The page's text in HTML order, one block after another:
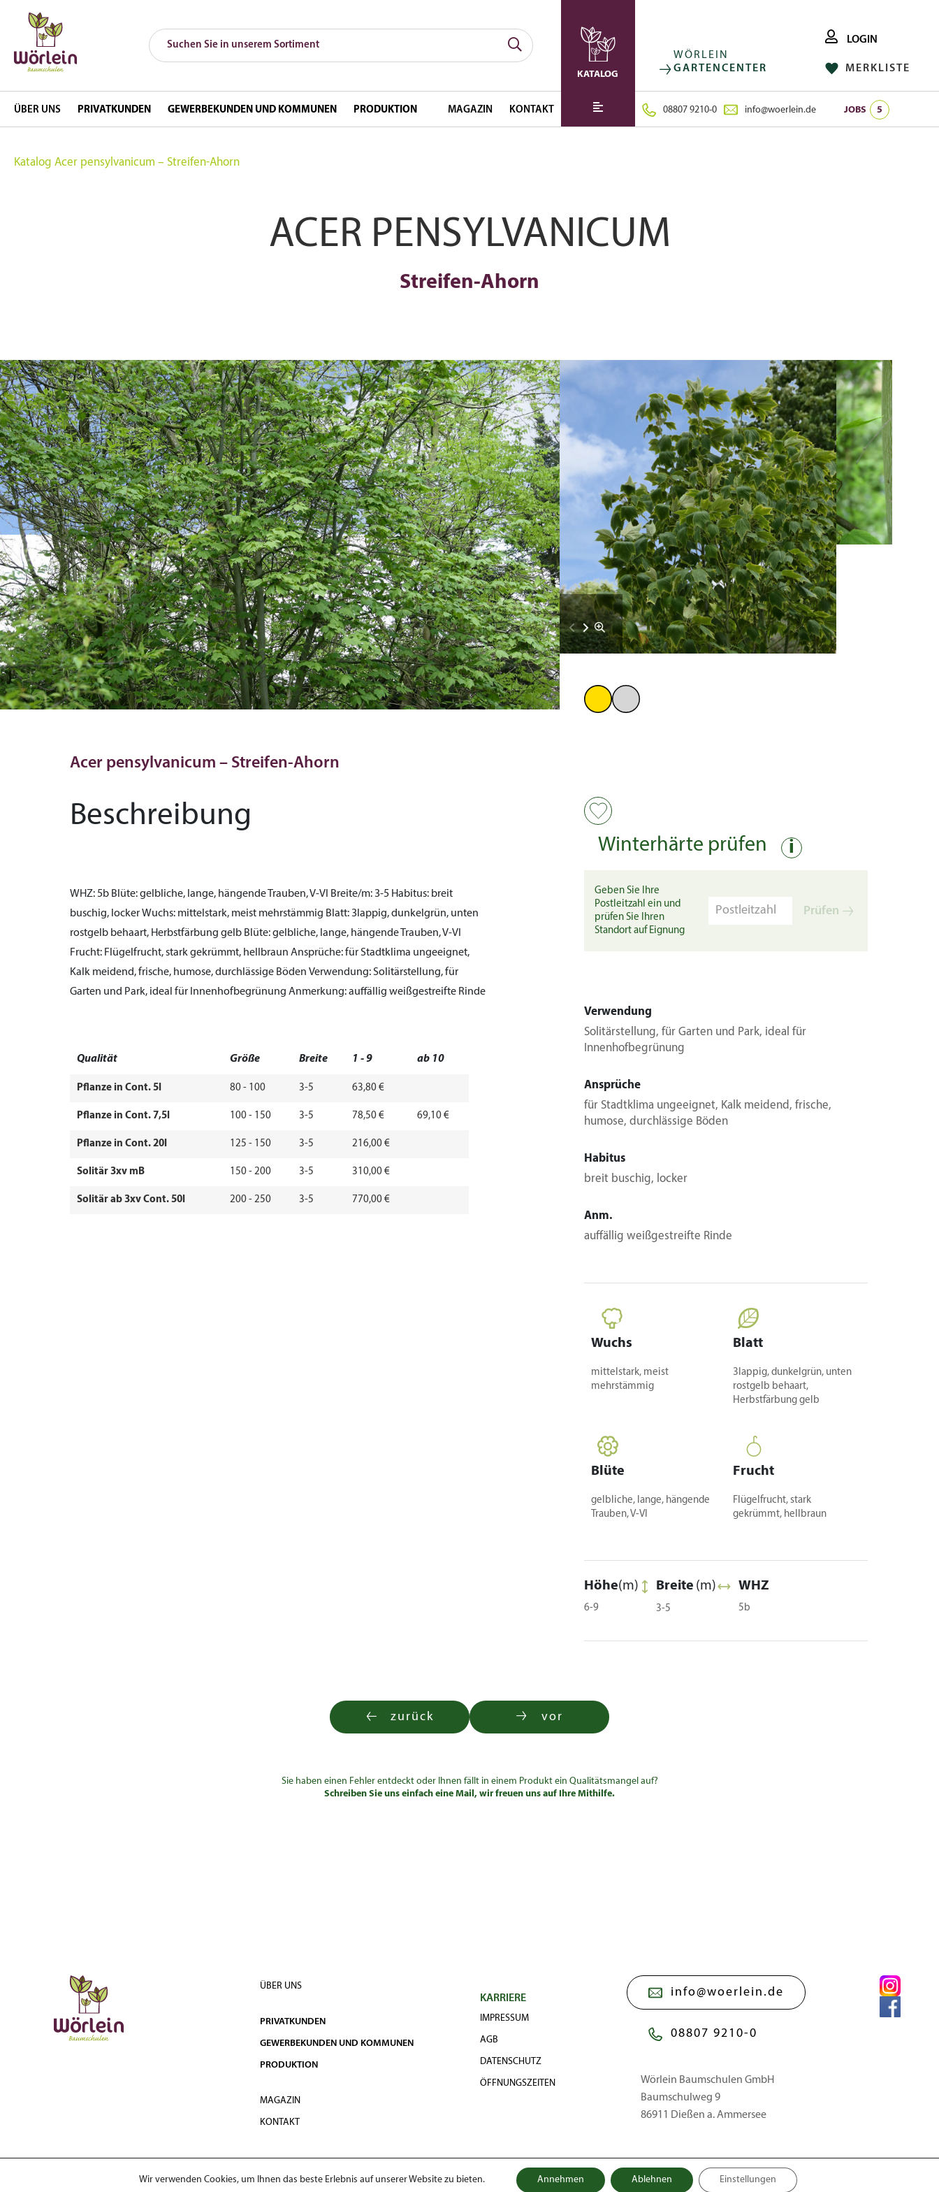
KATALOG
ÜBER UNS PRIVATKUNDEN GEWERBEKUNDEN UND KOMMUNEN PRODUKTION MAGAZIN KONTAKT
WÖRLEIN
GARTENCENTER
LOGIN
MERKLISTE
08807 9210-0 info@woerlein.de JOBS 5
FOLGE UNS AUF: INSTAGRAM FACEBOOK
Katalog Acer pensylvanicum – Streifen-Ahorn
ACER PENSYLVANICUM
Streifen-Ahorn
Acer pensylvanicum – Streifen-Ahorn
Beschreibung
WHZ:5b Blüte:gelbliche, lange, hängende Trauben, V-VI Breite/m:3-5 Habitus: breit
buschig, lockerWuchs: mittelstark, meist mehrstämmig Blatt:3lappig, dunkelgrün, unten
rostgelb behaart, Herbstfärbung gelb Blüte:gelbliche, lange, hängende Trauben, V-VI
Frucht: Flügelfrucht, stark gekrümmt, hellbraun Ansprüche:für Stadtklima ungeeignet,
Kalk meidend, frische, humose, durchlässige Böden Verwendung:Solitärstellung, für
Garten und Park, ideal für Innenhofbegrünung Anmerkung:auffällig weißgestreifte Rinde
Qualität Größe Breite 1 - 9 ab 10
Pflanze in Cont. 5l 80 - 100 3-5 63,80 €
Pflanze in Cont. 7,5l 100 - 150 3-5 78,50 € 69,10 €
Pflanze in Cont. 20l 125 - 150 3-5 216,00 €
Solitär 3xv mB 150 - 200 3-5 310,00 €
Solitär ab 3xv Cont. 50l 200 - 250 3-5 770,00 €
Winterhärte prüfen i
Geben Sie Ihre
Postleitzahl ein und
prüfen Sie Ihren
Standort auf Eignung
Prüfen
Verwendung
Solitärstellung, für Garten und Park, ideal für
Innenhofbegrünung
Ansprüche
für Stadtklima ungeeignet, Kalk meidend, frische,
humose, durchlässige Böden
Habitus
breit buschig, locker
Anm.
auffällig weißgestreifte Rinde
Wuchs
mittelstark, meist
mehrstämmig
Blatt
3lappig, dunkelgrün, unten
rostgelb behaart,
Herbstfärbung gelb
Blüte
gelbliche, lange, hängende
Trauben, V-VI
Frucht
Flügelfrucht, stark
gekrümmt, hellbraun
Höhe(m)
6-9
Breite (m)
3-5
WHZ
5b
zurück vor
Sie haben einen Fehler entdeckt oder Ihnen fällt in einem Produkt ein Qualitätsmangel auf?
Schreiben Sie uns einfach eine Mail, wir freuen uns auf Ihre Mithilfe.
ÜBER UNS
PRIVATKUNDEN
GEWERBEKUNDEN UND KOMMUNEN
PRODUKTION
MAGAZIN
KONTAKT
KARRIERE
IMPRESSUM
AGB
DATENSCHUTZ
ÖFFNUNGSZEITEN
info@woerlein.de
08807 9210-0
Wörlein Baumschulen GmbH
Baumschulweg 9
86911 Dießen a. Ammersee
© 2026 Wörlein Baumschulen GmbHWir verwenden Cookies, um Ihnen das beste Erlebnis auf unserer Website zu bieten. Annehmen Ablehnen Einstellungen